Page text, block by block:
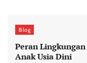
Blog
Peran
Anak Usia Dini